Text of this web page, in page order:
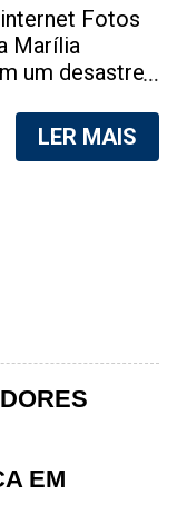
Fotos
Marília
um desastre
A
do corpo de
foto, no
reais). A
de Marília
sobre o
chocados,
de
LER MAIS
EM